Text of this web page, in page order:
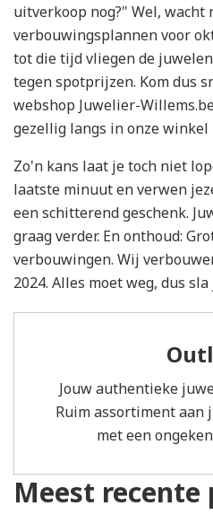
uitverkoop nog?" Wel, wacht
verbouwingsplannen voor
tot die tijd vliegen de
tegen spotprijzen. Kom dus
webshop Juwelier-
gezellig langs in onze
Zo'n kans laat je toch niet
laatste minuut en verwen
een schitterend geschenk.
graag verder. En onthoud:
verbouwingen. Wij
2024. Alles moet weg, dus sla
Jouw authentieke
Ruim assortiment aan
met een
Meest recente